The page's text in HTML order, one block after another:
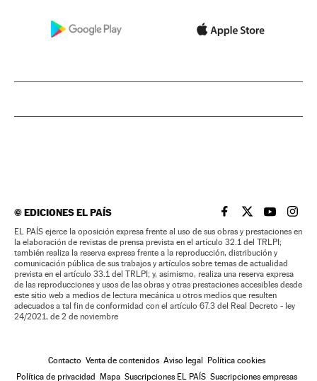
©EDICIONES EL PAÍS EL PAÍS BRASIL EN
EL PAÍSEL PAÍS
EL
EL PAÍS ejerce la oposición expresa frente al uso de sus obras y prestaciones en
la elaboración de revistas de prensa prevista en el artículo 32.1 del TRLPI;
también realiza la reserva expresa frente a la reproducción, distribución y
comunicación pública de sus trabajos y artículos sobre temas de actualidad
prevista en el artículo 33.1 del TRLPI; y, asimismo, realiza una reserva expresa
de las reproducciones y usos de las obras y otras prestaciones accesibles desde
este sitio web a medios de lectura mecánica u otros medios que resulten
adecuados a tal fin de conformidad con el artículo 67.3 del Real Decreto - ley
24/2021, de 2 de noviembre
Contacto Venta de contenidos Aviso legal Política cookies
Política de privacidad Mapa Suscripciones EL PAÍS Suscripciones empresas